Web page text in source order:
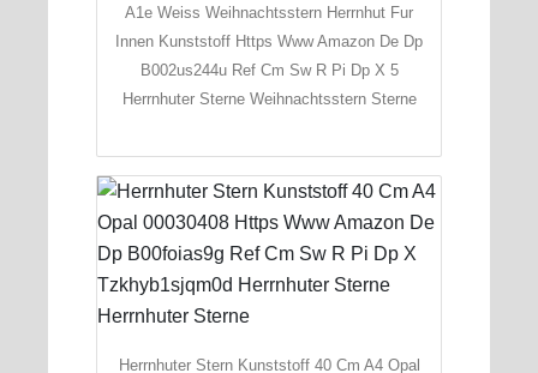
A1e Weiss Weihnachtsstern Herrnhut Fur
Innen Kunststoff Https Www Amazon De Dp
B002us244u Ref Cm Sw R Pi Dp X 5
Herrnhuter Sterne Weihnachtsstern Sterne
Herrnhuter Stern Kunststoff 40 Cm A4 Opal